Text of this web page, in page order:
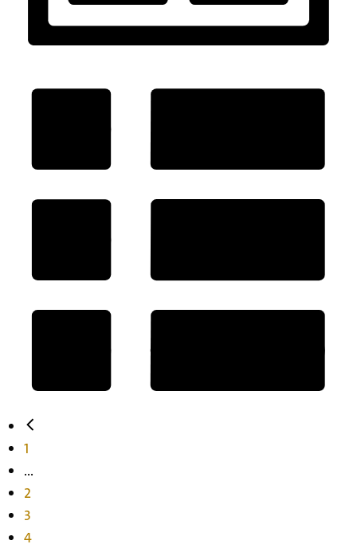
1
...
2
3
4